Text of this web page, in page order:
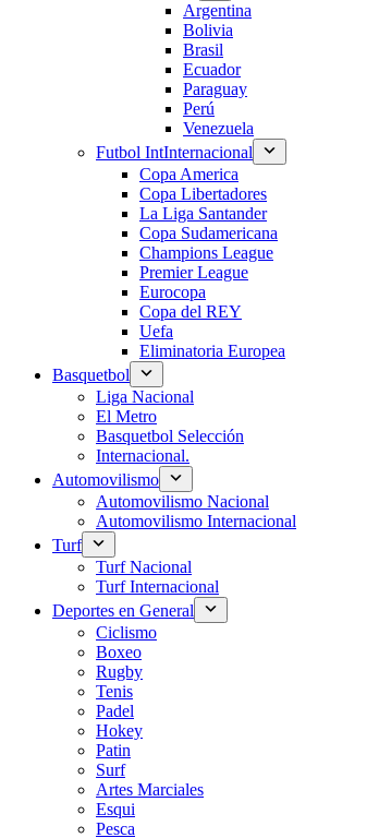
Argentina
Bolivia
Brasil
Ecuador
Paraguay
Perú
Venezuela
Futbol IntInternacional
Copa America
Copa Libertadores
La Liga Santander
Copa Sudamericana
Champions League
Premier League
Eurocopa
Copa del REY
Uefa
Eliminatoria Europea
Basquetbol
Liga Nacional
El Metro
Basquetbol Selección
Internacional.
Automovilismo
Automovilismo Nacional
Automovilismo Internacional
Turf
Turf Nacional
Turf Internacional
Deportes en General
Ciclismo
Boxeo
Rugby
Tenis
Padel
Hokey
Patin
Surf
Artes Marciales
Esqui
Pesca